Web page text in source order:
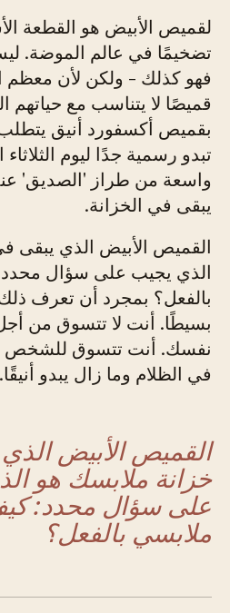
لقميص الأبيض هو القطعة
تضخيمًا في عالم الموضة.
فهو كذلك - ولكن لأن معظم
قميصًا لا يتناسب مع حياتهم
بقميص أكسفورد أنيق
تبدو رسمية جدًا ليوم
واسعة من طراز 'الصديق'
يبقى في الخزانة.
القميص الأبيض الذي يبقى
الذي يجيب على سؤال
بالفعل؟ بمجرد أن تعرف ذلك،
بسيطًا. أنت لا تتسوق من
نفسك. أنت تتسوق للشخص
في الظلام وما زال يبدو أنيقًا.
القميص الأبيض
خزانة ملابسك هو
على سؤال محدد:
ملابسي بالفعل؟